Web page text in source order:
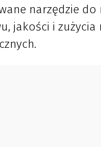
narzędzie
jakości i